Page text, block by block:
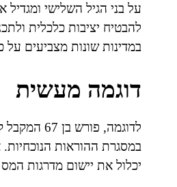
על בני הגיל השלישי
להבטיח יציבות כלכלית
במדינות שונות מצביעים על
דוגמה מעשית
יכלול את יישום מדרגות